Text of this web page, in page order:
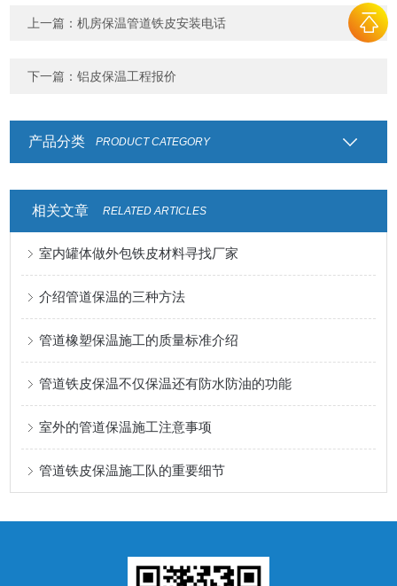
上一篇：机房保温管道铁皮安装电话
下一篇：铝皮保温工程报价
产品分类 PRODUCT CATEGORY
相关文章 RELATED ARTICLES
室内罐体做外包铁皮材料寻找厂家
介绍管道保温的三种方法
管道橡塑保温施工的质量标准介绍
管道铁皮保温不仅保温还有防水防油的功能
室外的管道保温施工注意事项
管道铁皮保温施工队的重要细节